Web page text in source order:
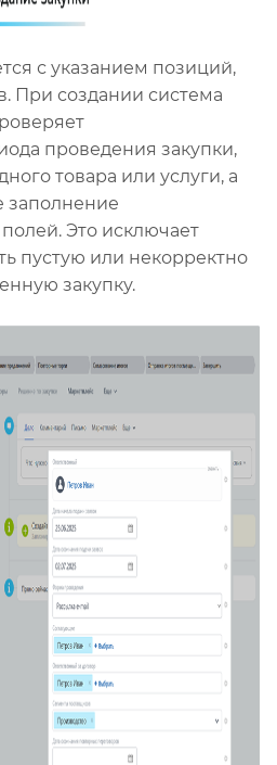
с указанием позиций,
При создании система
проведения закупки,
товара или услуги, а
заполнение
Это исключает
пустую или некорректно
закупку.